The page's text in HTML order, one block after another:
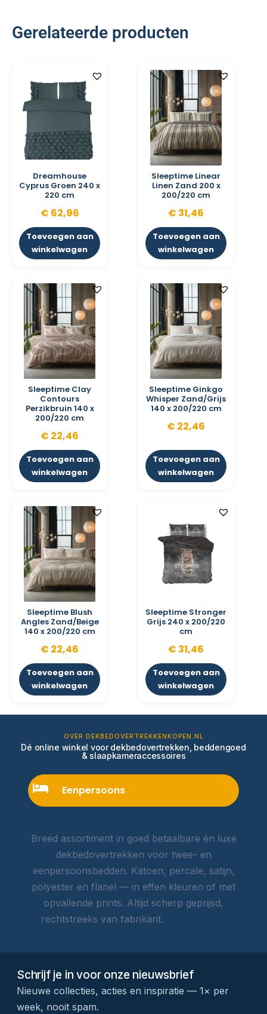
Gerelateerde producten
Dreamhouse
Cyprus Groen 240 x
220 cm
€ 62,96
Toevoegen aan
winkelwagen
Sleeptime Linear
Linen Zand 200 x
200/220 cm
€ 31,46
Toevoegen aan
winkelwagen
Sleeptime Clay
Contours
Perzikbruin 140 x
200/220 cm
€ 22,46
Toevoegen aan
winkelwagen
Sleeptime Ginkgo
Whisper Zand/Grijs
140 x 200/220 cm
€ 22,46
Toevoegen aan
winkelwagen
Sleeptime Blush
Angles Zand/Beige
140 x 200/220 cm
€ 22,46
Toevoegen aan
winkelwagen
Sleeptime Stronger
Grijs 240 x 200/220
cm
€ 31,46
Toevoegen aan
winkelwagen
OVER DEKBEDOVERTREKKENKOPEN.NL
Dé online winkel voor dekbedovertrekken, beddengoed
& slaapkameraccessoires
Eenpersoons
Breed assortiment in goed betaalbare én luxe
dekbedovertrekken voor twee- en
eenpersoonsbedden. Katoen, percale, satijn,
polyester en flanel — in effen kleuren of met
opvallende prints. Altijd scherp geprijsd,
rechtstreeks van fabrikant.
Schrijf je in voor onze nieuwsbrief
Nieuwe collecties, acties en inspiratie — 1× per
week, nooit spam.